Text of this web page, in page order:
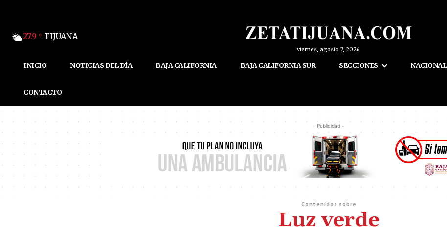
27.9 C TIJUANA
viernes, agosto 7, 2026
INICIO NOTICIAS DEL DÍA BAJA CALIFORNIA BAJA CALIFORNIA SUR SECCIONES NACIONAL
CONTACTO
- Publicidad -
Contenidos sobre
Luz verde